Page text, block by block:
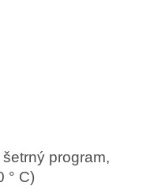
program,
° C)